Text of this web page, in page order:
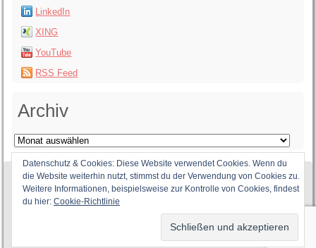
LinkedIn
XING
YouTube
RSS Feed
Archiv
Archiv
Bridge into Life PartG ©2026,
Datenschutz & Cookies: Diese Website verwendet Cookies. Wenn du
die Website weiterhin nutzt, stimmst du der Verwendung von Cookies zu.
Weitere Informationen, beispielsweise zur Kontrolle von Cookies, findest
du hier: Cookie-Richtlinie